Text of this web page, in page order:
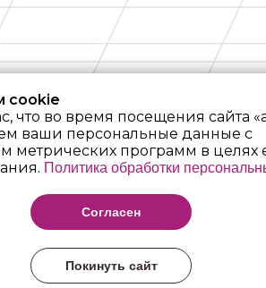
cookie
что во время посещения сайта
ваши персональные данные с
метрических программ в целях
Политика обработки
Согласен
Покинуть сайт